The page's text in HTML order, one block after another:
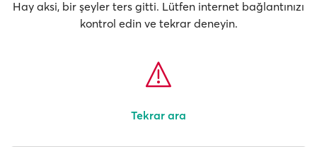
Hay aksi, bir şeyler ters gitti. Lütfen internet bağlantınızı
kontrol edin ve tekrar deneyin.
Tekrar ara